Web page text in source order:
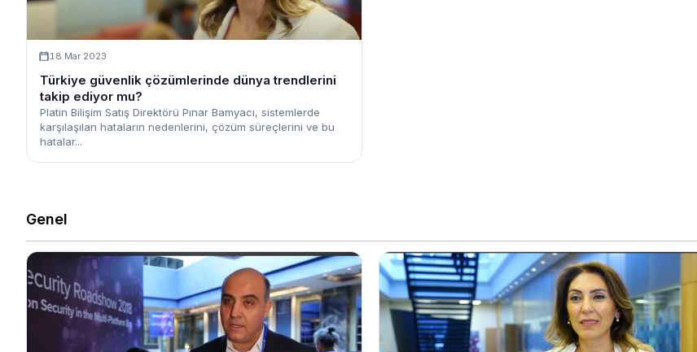
18 Mar 2023
Türkiye güvenlik çözümlerinde dünya trendlerini
takip ediyor mu?
Platin Bilişim Satış Direktörü Pınar Bamyacı, sistemlerde
karşılaşılan hataların nedenlerini, çözüm süreçlerini ve bu
hatalar...
Genel